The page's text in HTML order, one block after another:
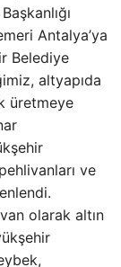
Antalya’ya
Belediye
altyapıda
üretmeye
ve
olarak altın